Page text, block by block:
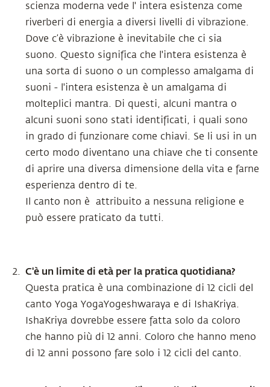
scienza moderna vede l' intera esistenza come
riverberi di energia a diversi livelli di vibrazione.
Dove c’è vibrazione è inevitabile che ci sia
suono. Questo significa che l'intera esistenza è
una sorta di suono o un complesso amalgama di
suoni - l'intera esistenza è un amalgama di
molteplici mantra. Di questi, alcuni mantra o
alcuni suoni sono stati identificati, i quali sono
in grado di funzionare come chiavi. Se li usi in un
certo modo diventano una chiave che ti consente
di aprire una diversa dimensione della vita e farne
esperienza dentro di te.
Il canto non è attribuito a nessuna religione e
può essere praticato da tutti.
C'è un limite di età per la pratica quotidiana?
Questa pratica è una combinazione di 12 cicli del
canto Yoga YogaYogeshwaraya e di IshaKriya.
IshaKriya dovrebbe essere fatta solo da coloro
che hanno più di 12 anni. Coloro che hanno meno
di 12 anni possono fare solo i 12 cicli del canto.